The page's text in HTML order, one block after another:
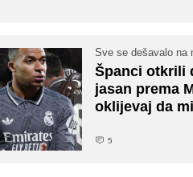
Sve se dešavalo na
Španci otkrili
jasan prema
oklijevaj da
5